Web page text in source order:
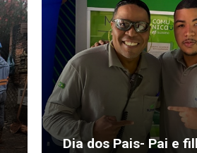
Dia dos Pais- Pai e